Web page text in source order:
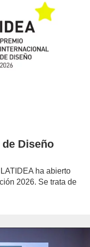
Diseño
ha abierto
2026. Se trata de